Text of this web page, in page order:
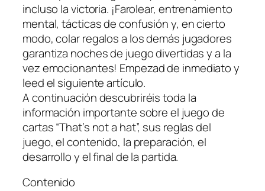
incluso la victoria. ¡Farolear, entrenamiento
mental, tácticas de confusión y, en cierto
modo, colar regalos a los demás jugadores
garantiza noches de juego divertidas y a la
vez emocionantes! Empezad de inmediato y
leed el siguiente artículo.
A continuación descubriréis toda la
información importante sobre el juego de
cartas “That’s not a hat”, sus reglas del
juego, el contenido, la preparación, el
desarrollo y el final de la partida.
Contenido